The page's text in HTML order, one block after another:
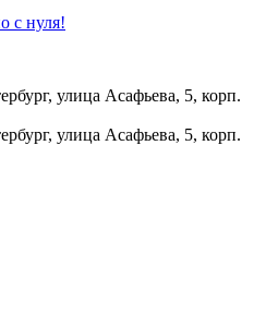
с нуля!
, улица Асафьева, 5, корп.
, улица Асафьева, 5, корп.